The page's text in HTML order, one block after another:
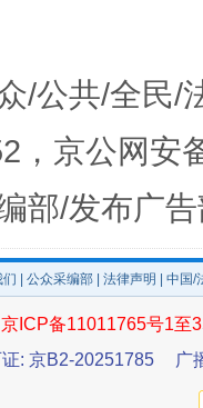
今
/公共/全民/
，京公网安
部/发布广
们 公众采编部 法律声明 | 中国
京ICP备11011765号1至
证: 京B2-20251785
广